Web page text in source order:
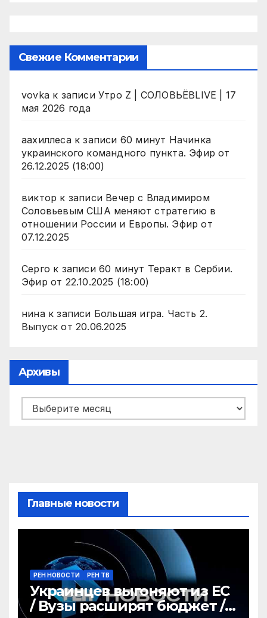
Свежие Комментарии
vovka к записи Утро Z | СОЛОВЬЁВLIVE | 17
мая 2026 года
аахиллесак записи 60 минут Начинка
украинского командного пункта. Эфир от
26.12.2025 (18:00)
виктор к записи Вечер с Владимиром
Соловьевым США меняют стратегию в
отношении России и Европы. Эфир от
07.12.2025
Серго к записи 60 минут Теракт в Сербии.
Эфир от 22.10.2025 (18:00)
нинак записи Большая игра. Часть 2.
Выпуск от 20.06.2025
Архивы
Архивы
Главные новости
РЕН НОВОСТИ РЕН ТВ
Украинцев выгоняют из ЕС
/ Вузы расширят бюджет /